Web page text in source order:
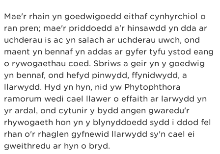
Mae'r rhain yn goedwigoedd eithaf cynhyrchiol o
ran pren; mae'r priddoedd a'r hinsawdd yn dda ar
uchderau is ac yn salach ar uchderau uwch, ond
maent yn bennaf yn addas ar gyfer tyfu ystod eang
o rywogaethau coed. Sbriws a geir yn y goedwig
yn bennaf, ond hefyd pinwydd, ffynidwydd, a
llarwydd. Hyd yn hyn, nid yw Phytophthora
ramorum wedi cael llawer o effaith ar larwydd yn
yr ardal, ond cytunir y bydd angen gwaredu'r
rhywogaeth hon yn y blynyddoedd sydd i ddod fel
rhan o'r rhaglen gyfnewid llarwydd sy'n cael ei
gweithredu ar hyn o bryd.